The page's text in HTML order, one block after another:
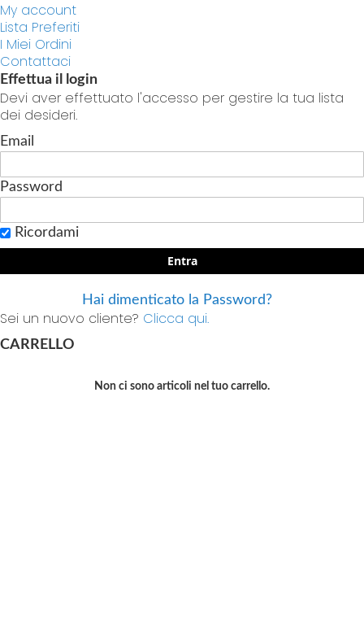
My account
Lista Preferiti
I Miei Ordini
Contattaci
Effettua il login
Devi aver effettuato l'accesso per gestire la tua lista
dei desideri.
Email
Password
Ricordami
Entra
Hai dimenticato la Password?
Sei un nuovo cliente? Clicca qui.
CARRELLO
Non ci sono articoli nel tuo carrello.